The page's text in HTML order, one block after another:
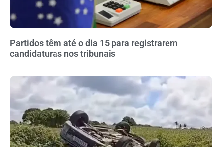
Partidos têm até o dia 15 para registrarem
candidaturas nos tribunais